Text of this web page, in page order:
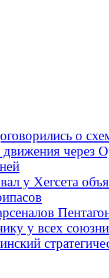
о
движения через
у Хегсета
у всех